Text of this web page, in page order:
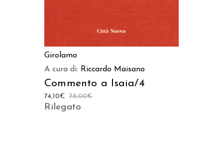
Girolamo
A cura di: Riccardo Maisano
Commento a Isaia/4
78,00€
74,10€
Rilegato